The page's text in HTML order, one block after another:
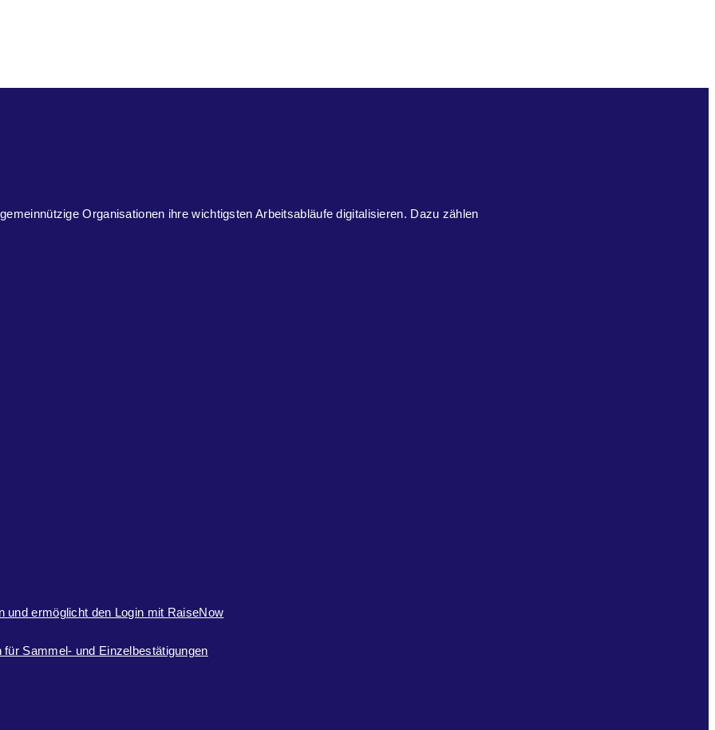
Organisationen ihre wichtigsten Arbeitsabläufe digitalisieren. Dazu zählen
und ermöglicht den Login mit RaiseNow
Sammel- und Einzelbestätigungen